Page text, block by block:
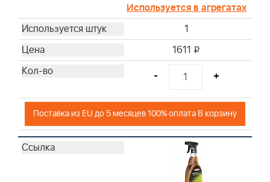
Используется в агрегатах
1
1611 i
- +
Поставка из EU до 5 месяцев 100% оплата В корзину